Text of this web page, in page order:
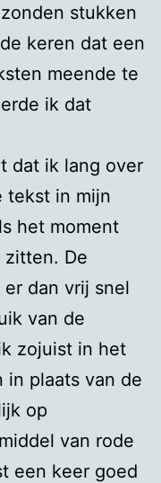
stukken
keren dat een
meende te
ik dat
dat ik lang over
tekst in mijn
het moment
zitten. De
dan vrij snel
van de
zojuist in het
in plaats van de
op
van rode
een keer goed